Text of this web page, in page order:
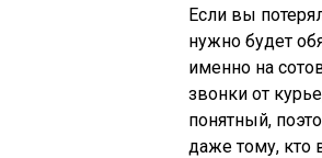
Если вы
нужно будет
именно на
звонки от
понятный,
даже тому, кто